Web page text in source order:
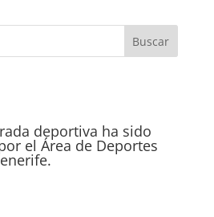
deportiva ha sido
el Área de Deportes